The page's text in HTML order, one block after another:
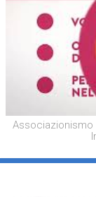
Associazionismo